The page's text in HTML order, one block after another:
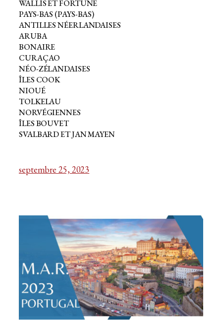
WALLIS ET FORTUNE
PAYS-BAS (PAYS-BAS)
ANTILLES NÉERLANDAISES
ARUBA
BONAIRE
CURAÇAO
NÉO-ZÉLANDAISES
ÎLES COOK
NIOUÉ
TOLKELAU
NORVÉGIENNES
ÎLES BOUVET
SVALBARD ET JAN MAYEN
septembre 25, 2023